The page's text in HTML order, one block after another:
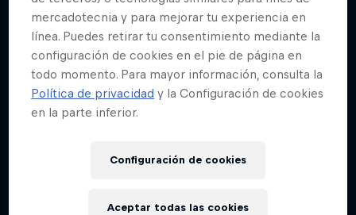
mercadotecnia y para mejorar tu experiencia en
línea. Puedes retirar tu consentimiento mediante la
configuración de cookies en el pie de página en
todo momento. Para mayor información, consulta la
Política de privacidad y la Configuración de cookies
en la parte inferior.
Configuración de cookies
Aceptar todas las cookies